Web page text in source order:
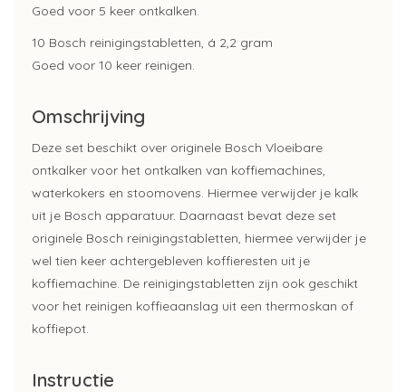
Goed voor 5 keer ontkalken.
10 Bosch reinigingstabletten, á 2,2 gram
Goed voor 10 keer reinigen.
Omschrijving
Deze set beschikt over originele Bosch Vloeibare
ontkalker voor het ontkalken van koffiemachines,
waterkokers en stoomovens. Hiermee verwijder je kalk
uit je Bosch apparatuur. Daarnaast bevat deze set
originele Bosch reinigingstabletten, hiermee verwijder je
wel tien keer achtergebleven koffieresten uit je
koffiemachine. De reinigingstabletten zijn ook geschikt
voor het reinigen koffieaanslag uit een thermoskan of
koffiepot.
Instructie